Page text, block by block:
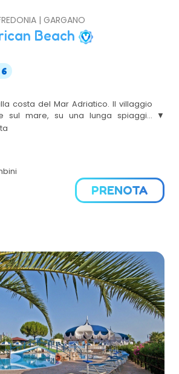
| GARGANO
Beach
6
costa del Mar Adriatico. Il villaggio
sul mare, su una lunga spiaggia
a pagoda, lettini e sdraio. Si
hotel con diverse possibilità di
servizi per i bambini, lo sport ed
PRENOTA